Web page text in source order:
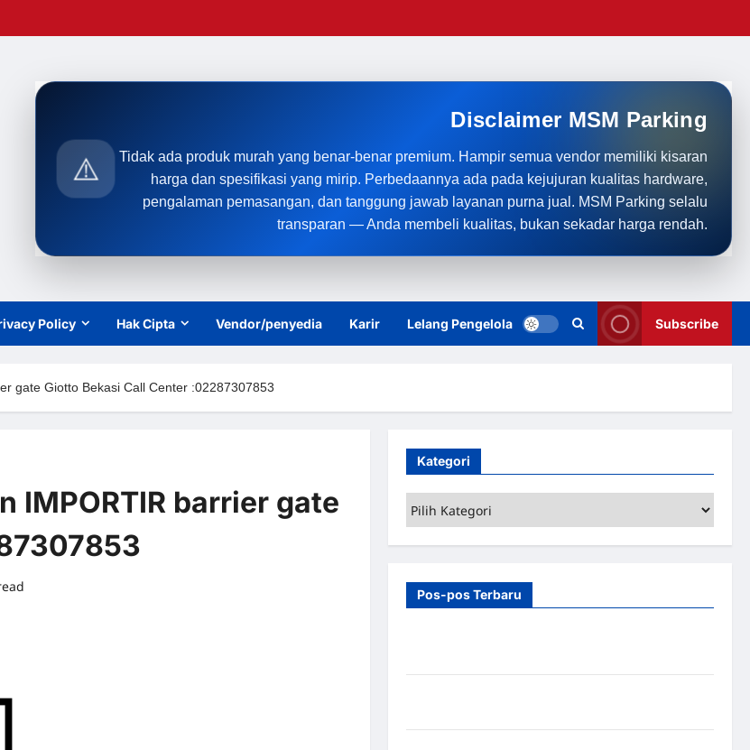
⚠️
Disclaimer MSM Parking
Tidak ada produk murah yang benar-benar premium. Hampir semua vendor memiliki kisaran
harga dan spesifikasi yang mirip. Perbedaannya ada pada kejujuran kualitas hardware,
pengalaman pemasangan, dan tanggung jawab layanan purna jual. MSM Parking selalu
transparan — Anda membeli kualitas, bukan sekadar harga rendah.
Policy Hak Cipta Vendor/penyedia Karir Lelang Pengelola Subscribe
gate Giotto Bekasi Call Center :02287307853
IMPORTIR barrier gate
Kategori
Pos-pos Terbaru